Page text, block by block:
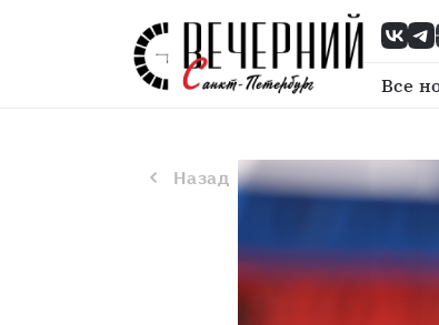
Все
Назад Дмитрий Медведев
Назад